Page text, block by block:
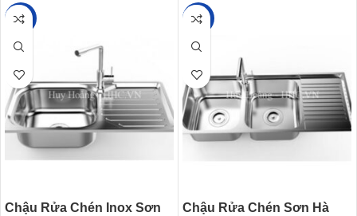
-22%
Chậu Rửa Chén Inox Sơn
-22%
Chậu Rửa Chén Sơn Hà